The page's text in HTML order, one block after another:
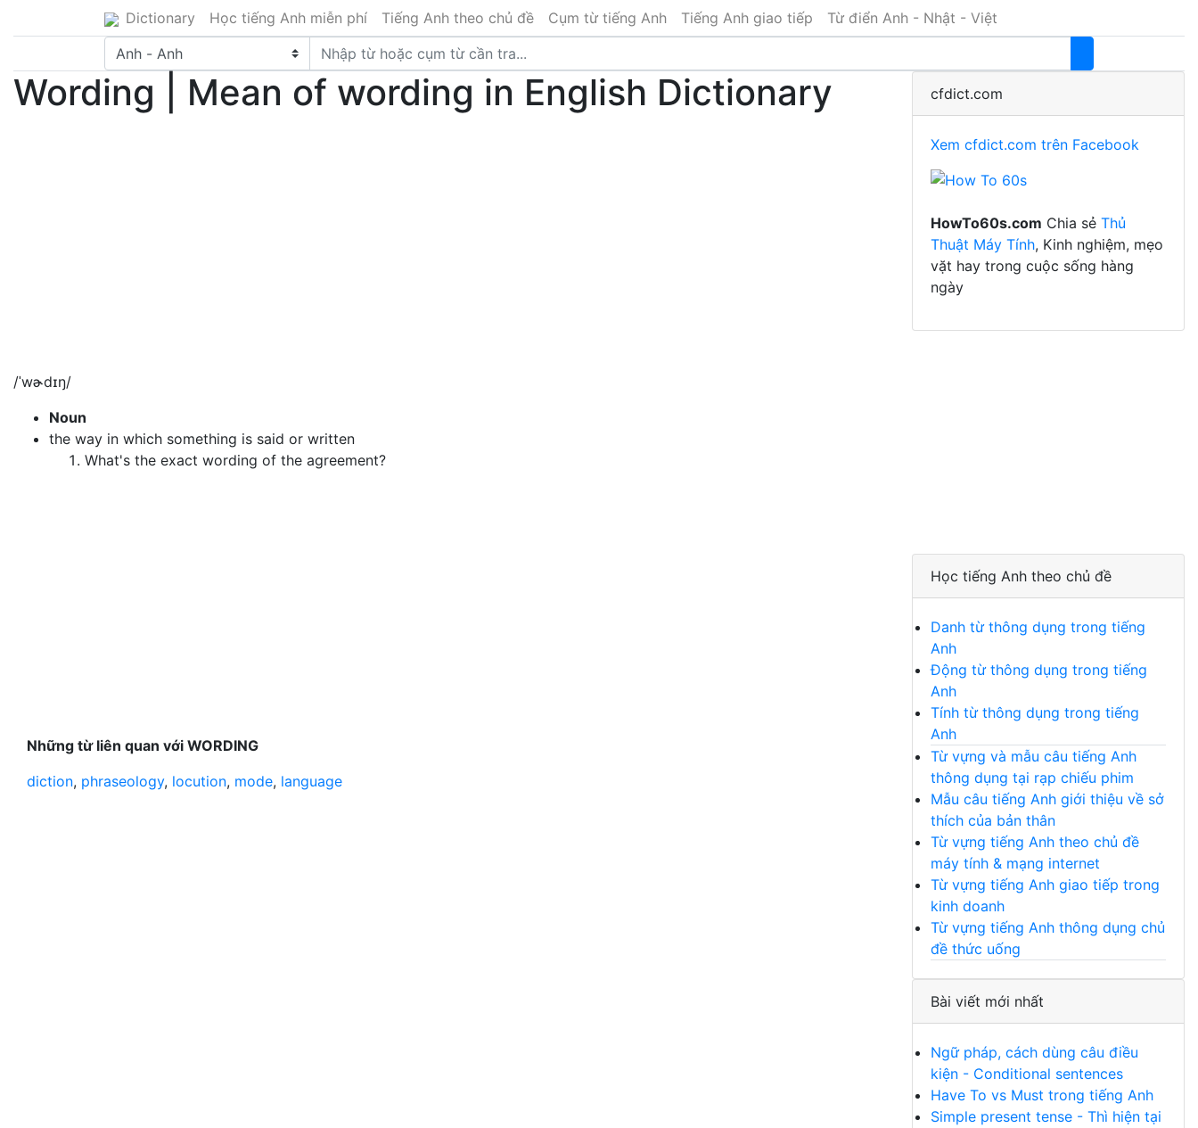
Dictionary Học tiếng Anh miễn phí Tiếng Anh theo chủ đề Cụm từ tiếng Anh Tiếng Anh giao tiếp Từ điển Anh - Nhật - Việt
Wording | Mean of wording in English Dictionary
/ˈwɚdɪŋ/
Noun
the way in which something is said or written
What's the exact wording of the agreement?
Những từ liên quan với WORDING
diction, phraseology, locution, mode, language
cfdict.com
Xem cfdict.com trên Facebook
HowTo60s.com Chia sẻ Thủ
Thuật Máy Tính, Kinh nghiệm, mẹo
vặt hay trong cuộc sống hàng
ngày
Học tiếng Anh theo chủ đề
Danh từ thông dụng trong tiếng
Anh
Động từ thông dụng trong tiếng
Anh
Tính từ thông dụng trong tiếng
Anh
Từ vựng và mẫu câu tiếng Anh
thông dụng tại rạp chiếu phim
Mẫu câu tiếng Anh giới thiệu về sở
thích của bản thân
Từ vựng tiếng Anh theo chủ đề
máy tính & mạng internet
Từ vựng tiếng Anh giao tiếp trong
kinh doanh
Từ vựng tiếng Anh thông dụng chủ
đề thức uống
Bài viết mới nhất
Ngữ pháp, cách dùng câu điều
kiện - Conditional sentences
Have To vs Must trong tiếng Anh
Simple present tense - Thì hiện tại